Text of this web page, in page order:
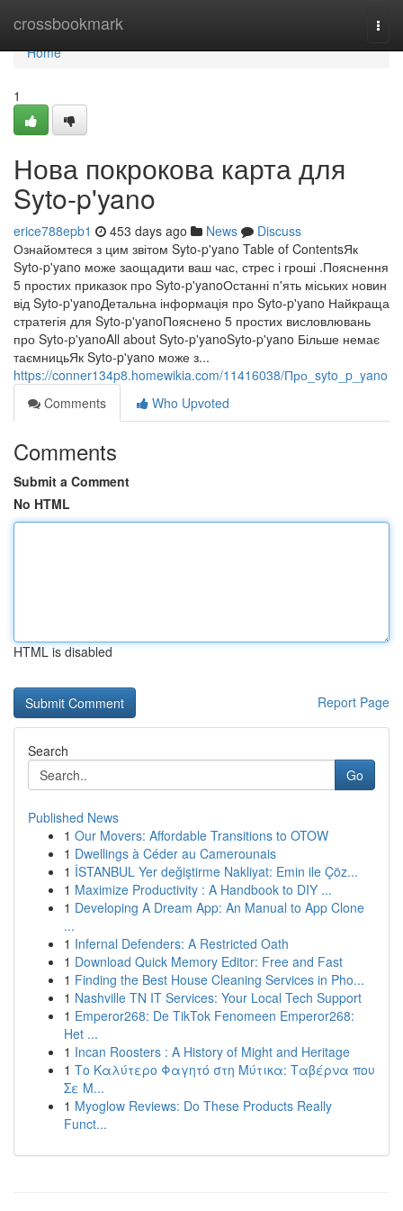
crossbookmark
Home
Home
1
Нова покрокова карта для
Syto-p'yano
erice788epb1 453 days ago News
Discuss
Ознайомтеся з цим звітом Syto-p'yano Table of ContentsЯк
Syto-p'yano може заощадити ваш час, стрес і гроші .Пояснення
5 простих приказок про Syto-p'yanoОстанні п'ять міських новин
від Syto-p'yanoДетальна інформація про Syto-p'yano Найкраща
стратегія для Syto-p'yanoПояснено 5 простих висловлювань
про Syto-p'yanoAll about Syto-p'yanoSyto-p'yano Більше немає
таємницьЯк Syto-p'yano може з...
https://conner134p8.homewikia.com/11416038/Про_syto_p_yano
Comments
Who Upvoted
Comments
Submit a Comment
No HTML
HTML is disabled
Report Page
Search
Go
Published News
1 Our Movers: Affordable Transitions to OTOW
1 Dwellings à Céder au Camerounais
1 İSTANBUL Yer değiştirme Nakliyat: Emin ile Çöz...
1 Maximize Productivity : A Handbook to DIY ...
1 Developing A Dream App: An Manual to App Clone
...
1 Infernal Defenders: A Restricted Oath
1 Download Quick Memory Editor: Free and Fast
1 Finding the Best House Cleaning Services in Pho...
1 Nashville TN IT Services: Your Local Tech Support
1 Emperor268: De TikTok Fenomeen Emperor268:
Het ...
1 Incan Roosters : A History of Might and Heritage
1 Το Καλύτερο Φαγητό στη Μύτικα: Ταβέρνα που
Σε Μ...
1 Myoglow Reviews: Do These Products Really
Funct...